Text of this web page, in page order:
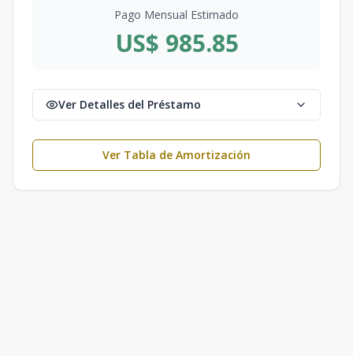
Pago Mensual Estimado
US$ 985.85
Ver Detalles del Préstamo
Ver Tabla de Amortización